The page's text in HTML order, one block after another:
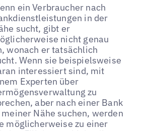
ein Verbraucher nach
in der
sucht, gibt er
nicht genau
wonach er tatsächlich
Wenn sie beispielsweise
interessiert sind, mit
Experten über
zu
aber nach einer Bank
meiner Nähe suchen, werden
möglicherweise zu einer